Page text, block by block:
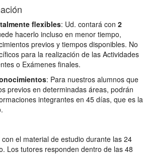
flexibles: Ud. contará con 2
hacerlo incluso en menor tiempo,
previos y tiempos disponibles. No
para la realización de las Actividades
o Exámenes finales.
: Para nuestros alumnos que
previos en determinadas áreas, podrán
integrantes en 45 días, que es la
el material de estudio durante las 24
Los tutores responden dentro de las 48